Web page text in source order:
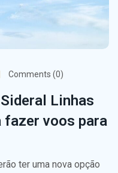
Comments (0)
Linhas
fazer voos para
ter uma nova opção